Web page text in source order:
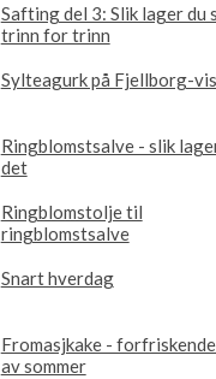
Safting del 3: Slik lager du
trinn for trinn
Sylteagurk på Fjellborg-vis
Ringblomstsalve - slik
det
Ringblomstolje til
ringblomstsalve
Snart hverdag
Fromasjkake - forfriskende
av sommer